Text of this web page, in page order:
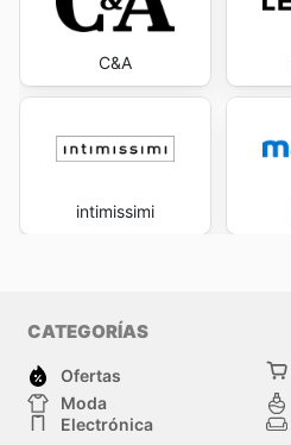
C&A
intimissimi
CATEGORÍAS
Ofertas
Moda
Electrónica